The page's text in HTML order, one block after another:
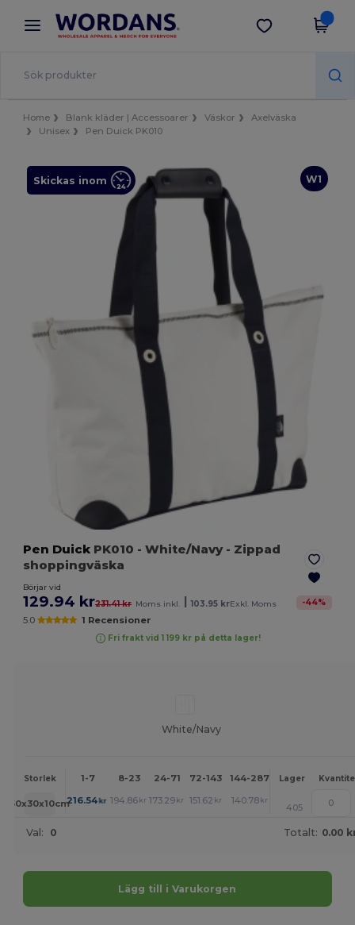
× Wordans-app
Bättre priser i appen!
Hämta app
Home Blank kläder | Accessoarer Väskor
Axelväska
Unisex
Pen Duick PK010
W1
Skickas inom
Pen Duick PK010 - White/Navy- Zippad
shoppingväska
Börjar vid
129.94 kr231.41 kr Moms inkl. | 103.95 krExkl. Moms -44%
5.0 1 Recensioner
Fri frakt vid 1 199 kr på detta lager!
White/Navy
Storlek 1-7 8-23 24-71 72-143 144-287 288 + Mer
Lager
50x30x10cm216.54kr 194.86 kr 173.29 kr 151.62 kr 140.78 kr +
405
Val: 0 Totalt: 0.00
Lägg till i Varukorgen